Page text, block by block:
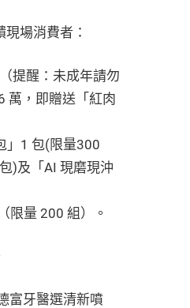
場消費者：
提醒：未成年請勿
萬，即贈送「紅肉
」1 包(限量300
)及「AI 現磨現沖
限量 200 組）。
富牙醫選清新噴